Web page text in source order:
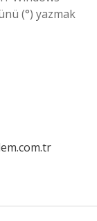
(°) yazmak